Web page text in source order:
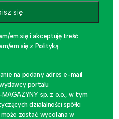
się
em się i akceptuję treść
em się z Polityką
na podany adres e-mail
portalu
sp. z o.o., w tym
działalności spółki
zostać wycofana w